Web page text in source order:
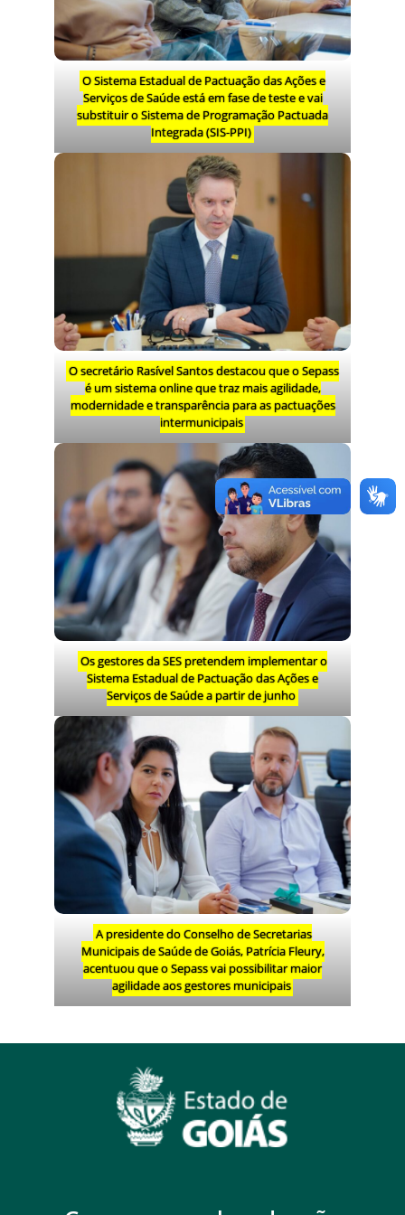
O Sistema Estadual de Pactuação das Ações e
Serviços de Saúde está em fase de teste e vai
substituir o Sistema de Programação Pactuada
Integrada (SIS-PPI)
O secretário Rasível Santos destacou que o Sepass
é um sistema online que traz mais agilidade,
modernidade e transparência para as pactuações
intermunicipais
Os gestores da SES pretendem implementar o
Sistema Estadual de Pactuação das Ações e
Serviços de Saúde a partir de junho
A presidente do Conselho de Secretarias
Municipais de Saúde de Goiás, Patrícia Fleury,
acentuou que o Sepass vai possibilitar maior
agilidade aos gestores municipais